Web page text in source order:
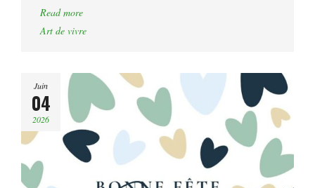
Read more
Art de vivre
Juin
04
2026